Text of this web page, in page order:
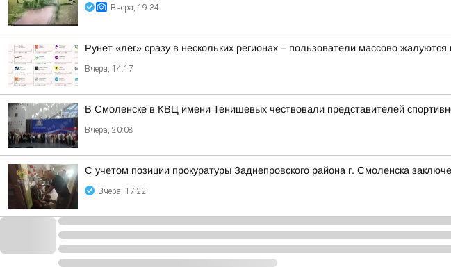
Вчера, 19:34
Рунет «лег» сразу в нескольких регионах – пользователи массово жалуются
Вчера, 14:17
В Смоленске в КВЦ имени Тенишевых чествовали представителей
Вчера, 20:08
С учетом позиции прокуратуры Заднепровского района г. Смоленска
Вчера, 17:22